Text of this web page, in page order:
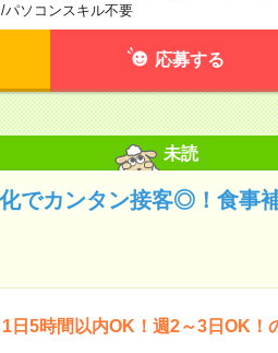
/パソコンスキル不要
応募する
未読
でカンタン接客◎！食事
日5時間以内OK！週2～3日OK！